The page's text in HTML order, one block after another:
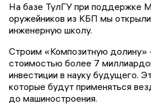
На базе ТулГУ при поддержке
оружейников из КБП мы
инженерную школу.
Строим «Композитную долину»
стоимостью более 7
инвестиции в науку будущего.
которые будут применяться
до машиностроения.